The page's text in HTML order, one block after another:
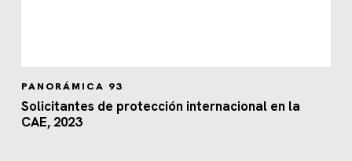
PANORÁMICA 93
Solicitantes de protección internacional en la
CAE, 2023